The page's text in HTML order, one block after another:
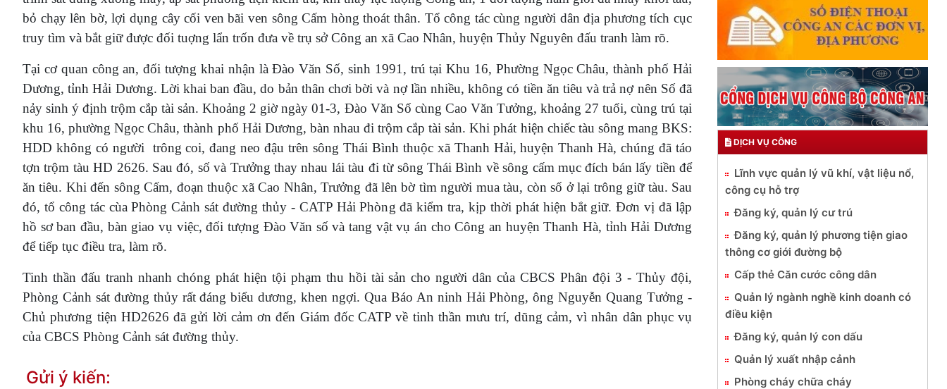
bỏ chạy lên bờ, lợi dụng cây cối ven bãi ven sông Cấm hòng thoát thân. Tổ công tác cùng người dân địa phương tích cục
truy tìm và bắt giữ được đối tuợng lẩn trốn đưa về trụ sở Công an xã Cao Nhân, huyện Thủy Nguyên đấu tranh làm rõ.
Tại cơ quan công an, đối tượng khai nhận là Đào Văn Số, sinh 1991, trú tại Khu 16, Phường Ngọc Châu, thành phố Hải
Dương, tỉnh Hải Dương. Lời khai ban đầu, do bản thân chơi bời và nợ lần nhiều, không có tiền ăn tiêu và trả nợ nên Số đã
nảy sinh ý định trộm cắp tài sản. Khoảng 2 giờ ngày 01-3, Đào Văn Số cùng Cao Văn Tưởng, khoảng 27 tuổi, cùng trú tại
khu 16, phường Ngọc Châu, thành phố Hải Dương, bàn nhau đi trộm cắp tài sản. Khi phát hiện chiếc tàu sông mang BKS:
HDD không có người trông coi, đang neo đậu trên sông Thái Bình thuộc xã Thanh Hải, huyện Thanh Hà, chúng đã táo
tợn trộm tàu HD 2626. Sau đó, số và Trưởng thay nhau lái tàu đi từ sông Thái Bình về sông cấm mục đích bán lấy tiền để
ăn tiêu. Khi đến sông Cấm, đoạn thuộc xã Cao Nhân, Trưởng đã lên bờ tìm người mua tàu, còn số ở lại trông giữ tàu. Sau
đó, tổ công tác cùa Phòng Cảnh sát đường thủy - CATP Hải Phòng đã kiểm tra, kịp thời phát hiện bắt giữ. Đơn vị đã lập
hồ sơ ban đầu, bàn giao vụ việc, đối tượng Đào Văn số và tang vật vụ án cho Công an huyện Thanh Hà, tỉnh Hải Dương
để tiếp tục điều tra, làm rõ.
Tinh thần đấu tranh nhanh chóng phát hiện tội phạm thu hồi tài sản cho người dân của CBCS Phân đội 3 - Thủy đội,
Phòng Cảnh sát đường thủy rất đáng biểu dương, khen ngợi. Qua Báo An ninh Hải Phòng, ông Nguyễn Quang Tưởng -
Chủ phương tiện HD2626 đã gửi lời cảm ơn đến Giám đốc CATP về tinh thần mưu trí, dũng cảm, vì nhân dân phục vụ
của CBCS Phòng Cảnh sát đường thủy.
Gửi ý kiến:
DỊCH VỤ CÔNG
Lĩnh vực quản lý vũ khí, vật liệu nổ,
công cụ hỗ trợ
Đăng ký, quản lý cư trú
Đăng ký, quản lý phương tiện giao
thông cơ giới đường bộ
Cấp thẻ Căn cước công dân
Quản lý ngành nghề kinh doanh có
điều kiện
Đăng ký, quản lý con dấu
Quản lý xuất nhập cảnh
Phòng cháy chữa cháy